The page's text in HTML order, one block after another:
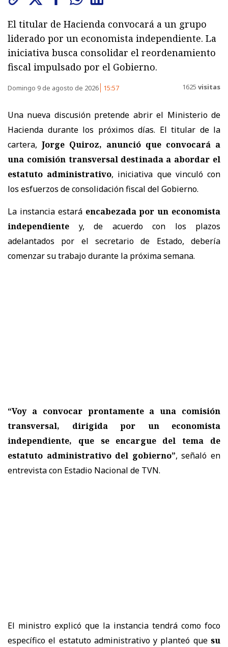
El titular de Hacienda convocará a un grupo
liderado por un economista independiente. La
iniciativa busca consolidar el reordenamiento
fiscal impulsado por el Gobierno.
Domingo 9 de agosto de 2026 15:57 1625 visitas
Una nueva discusión pretende abrir el Ministerio de
Hacienda durante los próximos días. El titular de la
cartera, Jorge Quiroz, anunció que convocará a
una comisión transversal destinada a abordar el
estatuto administrativo, iniciativa que vinculó con
los esfuerzos de consolidación fiscal del Gobierno.
La instancia estará encabezada por un economista
independiente y, de acuerdo con los plazos
adelantados por el secretario de Estado, debería
comenzar su trabajo durante la próxima semana.
“Voy a convocar prontamente a una comisión
transversal, dirigida por un economista
independiente, que se encargue del tema de
estatuto administrativo del gobierno”, señaló en
entrevista con Estadio Nacional de TVN.
El ministro explicó que la instancia tendrá como foco
específico el estatuto administrativo y planteó que su